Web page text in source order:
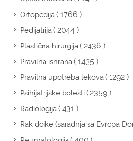
Ortopedija( 1766 )
Pedijatrija( 2044 )
Plastična hirurgija( 2436 )
Pravilna ishrana( 1435 )
Pravilna upotreba lekova( 1292 )
Psihijatrijske bolesti( 2359 )
Radiologija( 431 )
Rak dojke (saradnja sa Evropa